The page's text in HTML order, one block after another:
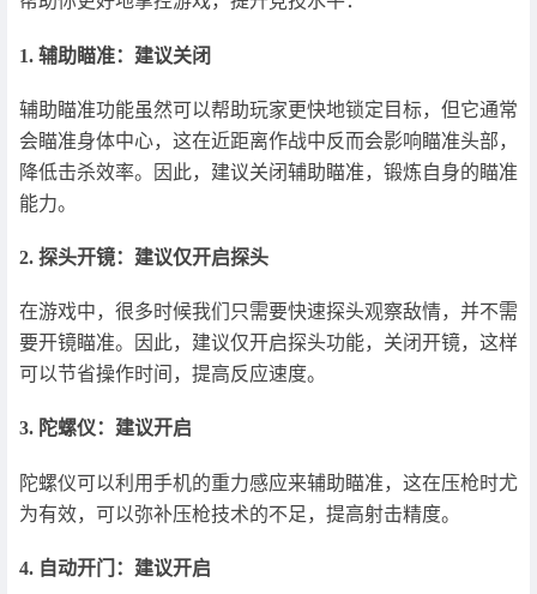
1. 辅助瞄准：建议关闭
辅助瞄准功能虽然可以帮助玩家更快地锁定目标，但它通常
会瞄准身体中心，这在近距离作战中反而会影响瞄准头部，
降低击杀效率。因此，建议关闭辅助瞄准，锻炼自身的瞄准
能力。
2. 探头开镜：建议仅开启探头
在游戏中，很多时候我们只需要快速探头观察敌情，并不需
要开镜瞄准。因此，建议仅开启探头功能，关闭开镜，这样
可以节省操作时间，提高反应速度。
3. 陀螺仪：建议开启
陀螺仪可以利用手机的重力感应来辅助瞄准，这在压枪时尤
为有效，可以弥补压枪技术的不足，提高射击精度。
4. 自动开门：建议开启